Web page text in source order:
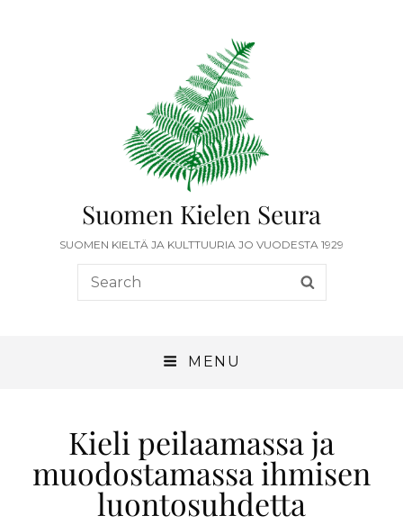
Suomen Kielen Seura
SUOMEN KIELTÄ JA KULTTUURIA JO VUODESTA 1929
MENU
Kieli peilaamassa ja
muodostamassa ihmisen
luontosuhdetta